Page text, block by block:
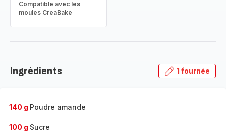
Compatible avec les
moules CreaBake
Ingrédients 1 fournée
140 g Poudre amande
100 g Sucre